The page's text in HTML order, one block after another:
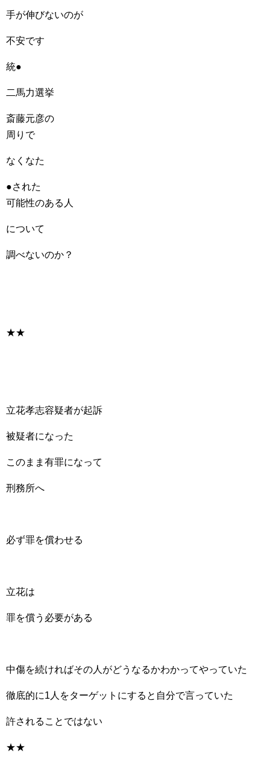
手が伸びないのが
不安です
統●
二馬力選挙
斎藤元彦の
周りで
なくなた
●された
可能性のある人
について
調べないのか？
★★
立花孝志容疑者が起訴
被疑者になった
このまま有罪になって
刑務所へ
必ず罪を償わせる
立花は
罪を償う必要がある
中傷を続ければその人がどうなるかわかってやっていた
徹底的に1人をターゲットにすると自分で言っていた
許されることではない
★★